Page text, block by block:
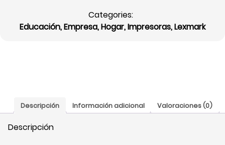
Ethernet,
USB,
Categories:
Educación,Empresa,Hogar,Impresoras,Lexmark
Descripción Información adicional Valoraciones (0)
Descripción